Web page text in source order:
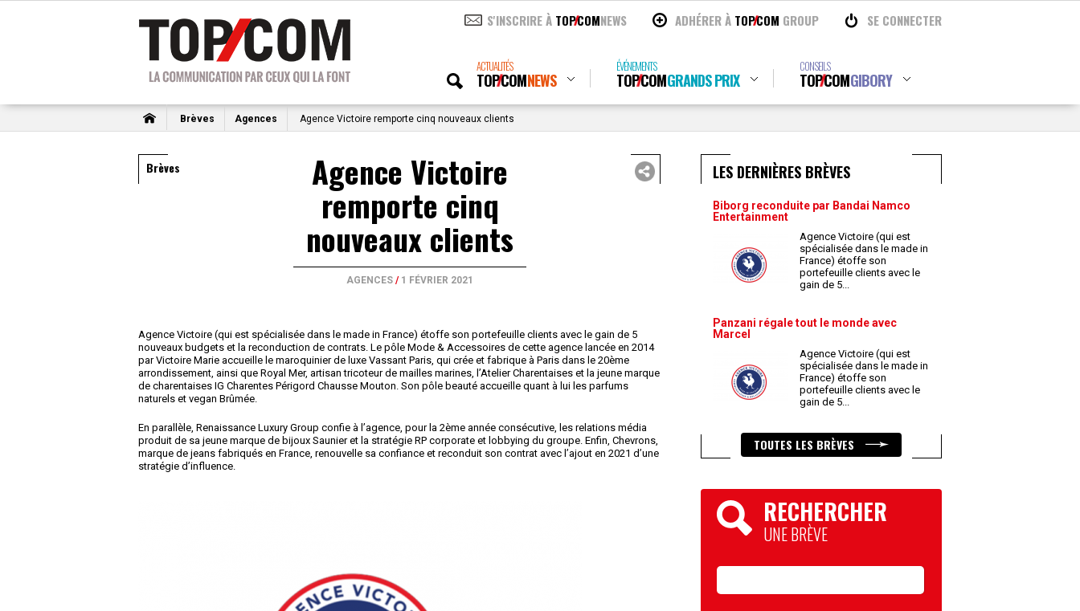
S'INSCRIRE À TOPCOMNEWS ADHÉRER À TOPCOM GROUP SE CONNECTER
ACTUALITÉS
TOPCOMNEWS
ÉVÉNEMENTS
TOPCOMGRANDS PRIX
CONSEILS
TOPCOMGIBORY
Brèves Agences Agence Victoire remporte cinq nouveaux clients
Brèves Agence Victoire
remporte cinq
nouveaux clients
AGENCES / 1 FÉVRIER 2021
Agence Victoire (qui est spécialisée dans le made in France) étoffe son portefeuille clients avec le gain de 5
nouveaux budgets et la reconduction de contrats. Le pôle Mode & Accessoires de cette agence lancée en 2014
par Victoire Marie accueille le maroquinier de luxe Vassant Paris, qui crée et fabrique à Paris dans le 20ème
arrondissement, ainsi que Royal Mer, artisan tricoteur de mailles marines, l’Atelier Charentaises et la jeune marque
de charentaises IG Charentes Périgord Chausse Mouton. Son pôle beauté accueille quant à lui les parfums
naturels et vegan Brûmée.
En parallèle, Renaissance Luxury Group confie à l’agence, pour la 2ème année consécutive, les relations média
produit de sa jeune marque de bijoux Saunier et la stratégie RP corporate et lobbying du groupe. Enfin, Chevrons,
marque de jeans fabriqués en France, renouvelle sa confiance et reconduit son contrat avec l’ajout en 2021 d’une
stratégie d’influence.
LES DERNIÈRES BRÈVES
Biborg reconduite par Bandai Namco
Entertainment
Agence Victoire (qui est
spécialisée dans le made in
France) étoffe son
portefeuille clients avec le
gain de 5...
Panzani régale tout le monde avec
Marcel
Agence Victoire (qui est
spécialisée dans le made in
France) étoffe son
portefeuille clients avec le
gain de 5...
TOUTES LES BRÈVES
RECHERCHER
UNE BRÈVE